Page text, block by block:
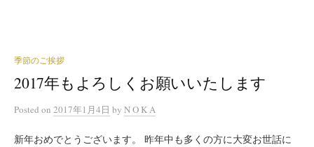
季節のご挨拶
2017年もよろしくお願いいたします
Posted on 2017年1月4日 by N O K A
新年おめでとうございます。 昨年中も多くの方に大変お世話に